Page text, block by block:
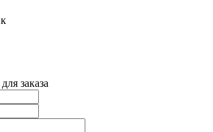
заказа